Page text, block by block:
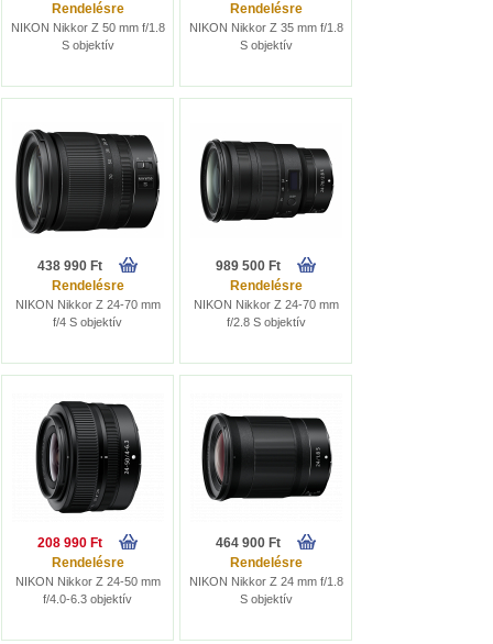
Rendelésre
NIKON Nikkor Z 50 mm f/1.8
S objektív
Rendelésre
NIKON Nikkor Z 35 mm f/1.8
S objektív
438 990 Ft
Rendelésre
NIKON Nikkor Z 24-70 mm
f/4 S objektív
989 500 Ft
Rendelésre
NIKON Nikkor Z 24-70 mm
f/2.8 S objektív
208 990 Ft
Rendelésre
NIKON Nikkor Z 24-50 mm
f/4.0-6.3 objektív
464 900 Ft
Rendelésre
NIKON Nikkor Z 24 mm f/1.8
S objektív